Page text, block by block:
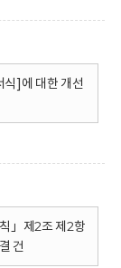
식]에 대한 개선
」제2조 제2항
건